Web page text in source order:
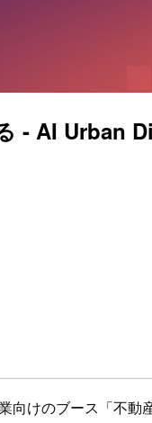
- AI
けのブース「不